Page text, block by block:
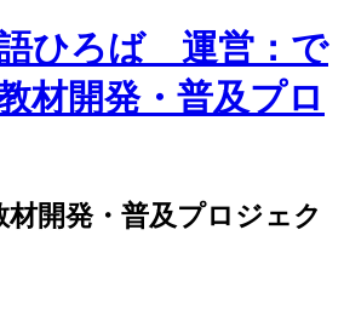
ひろば 運営：で
材開発・普及プロ
開発・普及プロジェク